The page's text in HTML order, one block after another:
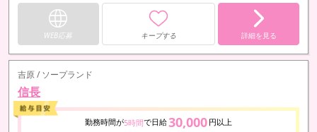
WEB応募 キープする 詳細を見る
吉原 / ソープランド
信長
勤務時間が5時間で日給30,000 円以上